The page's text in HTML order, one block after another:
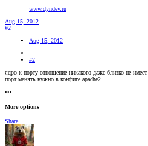
www.dyndev.ru
Aug 15, 2012
#2
Aug 15, 2012
#2
ядро к порту отношение никакого даже близко не имеет.
порт менять нужно в конфиге apache2
•••
More options
Share